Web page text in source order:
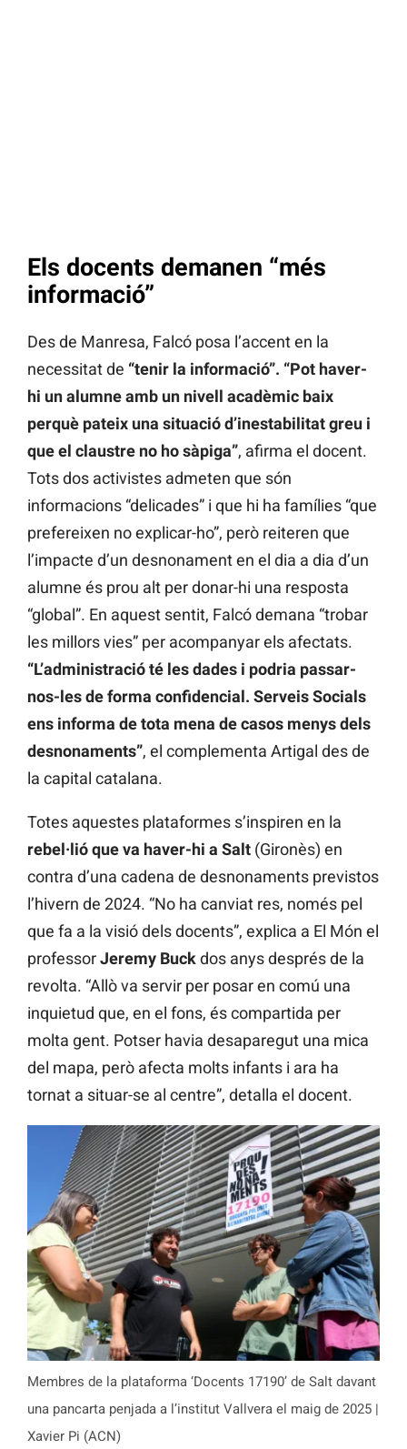
Els docents demanen “més
informació”
Des de Manresa, Falcó posa l’accent en la
necessitat de “tenir la informació”. “Pot haver-
hi un alumne amb un nivell acadèmic baix
perquè pateix una situació d’inestabilitat greu i
que el claustre no ho sàpiga”, afirma el docent.
Tots dos activistes admeten que són
informacions “delicades” i que hi ha famílies “que
prefereixen no explicar-ho”, però reiteren que
l’impacte d’un desnonament en el dia a dia d’un
alumne és prou alt per donar-hi una resposta
“global”. En aquest sentit, Falcó demana “trobar
les millors vies” per acompanyar els afectats.
“L’administració té les dades i podria passar-
nos-les de forma confidencial. Serveis Socials
ens informa de tota mena de casos menys dels
desnonaments”, el complementa Artigal des de
la capital catalana.
Totes aquestes plataformes s’inspiren en la
rebel·lió que va haver-hi a Salt (Gironès) en
contra d’una cadena de desnonaments previstos
l’hivern de 2024. “No ha canviat res, només pel
que fa a la visió dels docents”, explica a El Món el
professorJeremy Buckdos anys després de la
revolta. “Allò va servir per posar en comú una
inquietud que, en el fons, és compartida per
molta gent. Potser havia desaparegut una mica
del mapa, però afecta molts infants i ara ha
tornat a situar-se al centre”, detalla el docent.
Membres de la plataforma ‘Docents 17190’ de Salt davant
una pancarta penjada a l’institut Vallvera el maig de 2025 |
Xavier Pi (ACN)